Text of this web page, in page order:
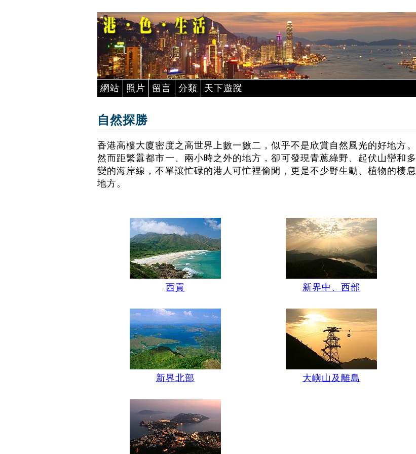
網站 照片 留言 分類 天下遊蹤
自然探勝
香港高樓大廈密度之高世界上數一數二，似乎不是欣賞自然風光的好地方。
然而距繁囂都市一、兩小時之外的地方，卻可發現青蔥綠野、起伏山巒和多
變的海岸線，不單讓忙碌的港人可忙裡偷閒，更是不少野生動、植物的棲息
地方。
西貢 新界中、西部
新界北部 大嶼山及離島